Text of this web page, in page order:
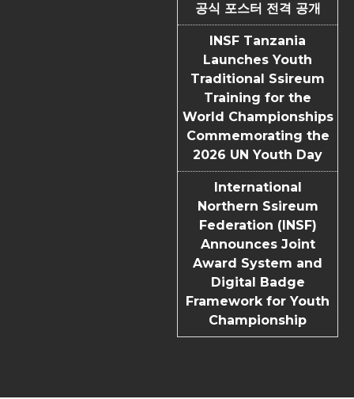
공식 포스터 전격 공개
INSF Tanzania
Launches Youth
Traditional Ssireum
Training for the
World Championships
Commemorating the
2026 UN Youth Day
International
Northern Ssireum
Federation (INSF)
Announces Joint
Award System and
Digital Badge
Framework for Youth
Championship